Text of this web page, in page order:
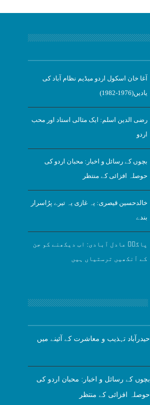
آغا خان اسکول اردو میڈیم نظام آباد کی
یادیں(1976-1982)
رضی الدین اسلم: ایک مثالی استاد اور محب
اردو
بچوں کے رسائل و اخبار: محبان اردو کی
حوصلہ افزائی کے منتظر
خالدحسین قیصری: یہ غازی یہ تیرے پرُاسرار
بندے
پاگلؔ عادل آبادی: اب دیکھنے کو جن
کے آنکھیں ترستیاں ہیں
حیدرآباد تہذیب و معاشرت کے آئینے میں
بچوں کے رسائل و اخبار: محبان اردو کی
حوصلہ افزائی کے منتظر